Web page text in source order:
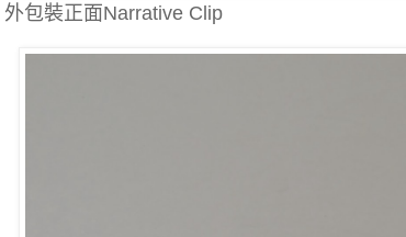
外包裝正面Narrative Clip